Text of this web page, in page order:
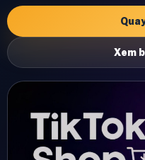
Xem